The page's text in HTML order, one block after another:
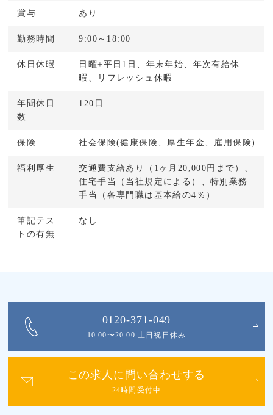
賞与 あり
勤務時間 9:00～18:00
休日休暇
日曜+平日1日、年末年始、年次有給休
暇、リフレッシュ休暇
年間休日
数
120日
保険 社会保険(健康保険、厚生年金、雇用保険)
福利厚生
交通費支給あり（1ヶ月20,000円まで）、
住宅手当（当社規定による）、特別業務
手当（各専門職は基本給の4％）
筆記テス
トの有無
なし
0120-371-049
10:00〜20:00 土日祝日休み
この求人に問い合わせする
24時間受付中